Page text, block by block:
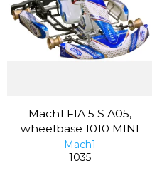
Mach1 FIA 5 S A05,
wheelbase 1010 MINI
Mach1
1035